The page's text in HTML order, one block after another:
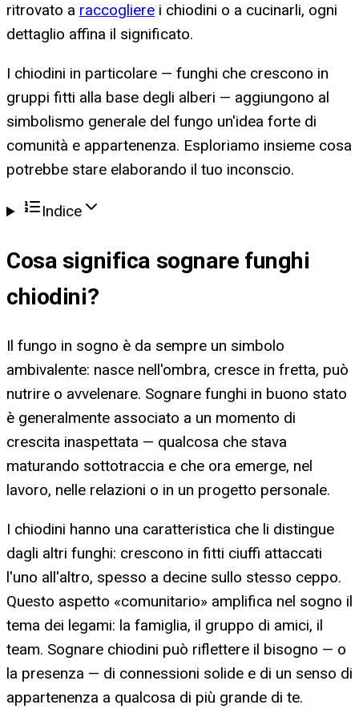
ritrovato a raccogliere i chiodini o a cucinarli, ogni
dettaglio affina il significato.
I chiodini in particolare — funghi che crescono in
gruppi fitti alla base degli alberi — aggiungono al
simbolismo generale del fungo un'idea forte di
comunità e appartenenza. Esploriamo insieme cosa
potrebbe stare elaborando il tuo inconscio.
Indice
Cosa significa sognare funghi
chiodini?
Il fungo in sogno è da sempre un simbolo
ambivalente: nasce nell'ombra, cresce in fretta, può
nutrire o avvelenare. Sognare funghi in buono stato
è generalmente associato a un momento di
crescita inaspettata — qualcosa che stava
maturando sottotraccia e che ora emerge, nel
lavoro, nelle relazioni o in un progetto personale.
I chiodini hanno una caratteristica che li distingue
dagli altri funghi: crescono in fitti ciuffi attaccati
l'uno all'altro, spesso a decine sullo stesso ceppo.
Questo aspetto «comunitario» amplifica nel sogno il
tema dei legami: la famiglia, il gruppo di amici, il
team. Sognare chiodini può riflettere il bisogno — o
la presenza — di connessioni solide e di un senso di
appartenenza a qualcosa di più grande di te.